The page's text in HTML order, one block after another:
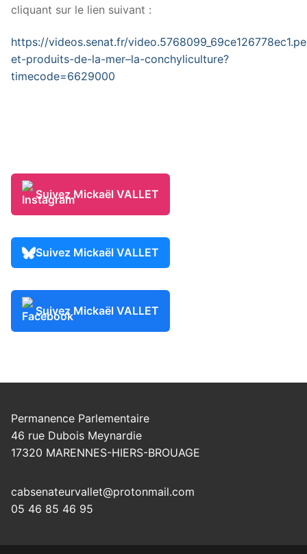
cliquant sur le lien suivant :
https://videos.senat.fr/
et-produits-de-la-mer–la-conchyliculture?
timecode=6629000
Suivez Mickaël VALLET
Suivez Mickaël VALLET
Suivez Mickaël VALLET
Permanence Parlementaire
46 rue Dubois Meynardie
17320 MARENNES-HIERS-BROUAGE
cabsenateurvallet@protonmail.com
05 46 85 46 95